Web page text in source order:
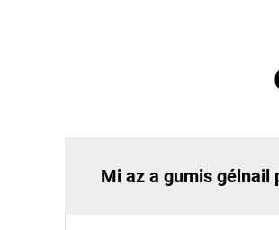
Mi az a gumis gélnail